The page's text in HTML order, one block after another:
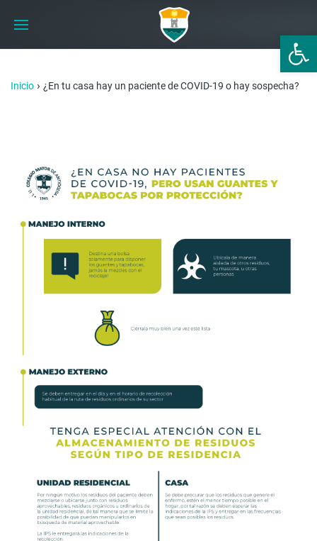
Abrir
Inicio › ¿En tu casa hay un paciente de COVID-19 o hay sospecha?